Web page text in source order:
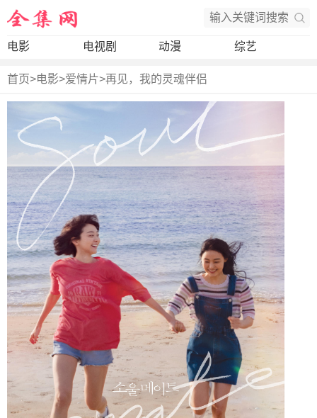
电影 电视剧 动漫 综艺
首页>电影>爱情片>再见，我的灵魂伴侣